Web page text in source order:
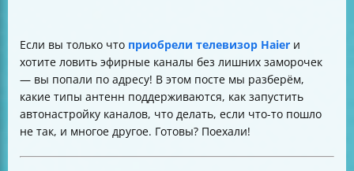
Если вы только что приобрели телевизор Haier и
хотите ловить эфирные каналы без лишних заморочек
— вы попали по адресу! В этом посте мы разберём,
какие типы антенн поддерживаются, как запустить
автонастройку каналов, что делать, если что-то пошло
не так, и многое другое. Готовы? Поехали!